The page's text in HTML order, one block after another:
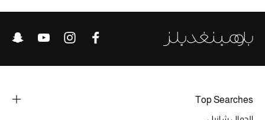
ركن أناقة المنتجعات
Top Searches